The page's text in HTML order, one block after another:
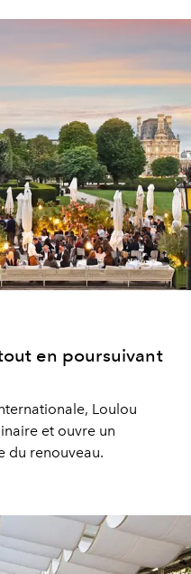
en poursuivant
Loulou
et ouvre un
du renouveau.